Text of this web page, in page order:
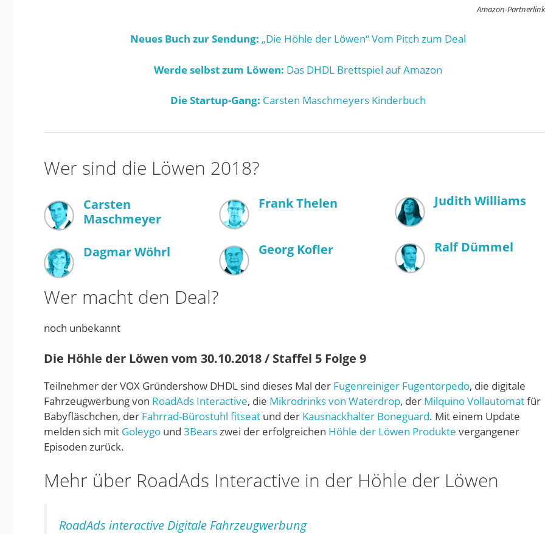
Amazon-
Neues Buch zur Sendung: „Die Höhle der Löwen“ Vom Pitch zum Deal
Werde selbst zum Löwen: Das DHDL Brettspiel auf Amazon
Die Startup-Gang: Carsten Maschmeyers Kinderbuch
Wer sind die Löwen 2018?
Carsten
Maschmeyer
Dagmar Wöhrl
Frank Thelen
Georg Kofler
Judith Williams
Ralf Dümmel
Wer macht den Deal?
noch unbekannt
Die Höhle der Löwen vom 30.10.2018 / Staffel 5 Folge 9
Teilnehmer der VOX Gründershow DHDL sind dieses Mal der Fugenreiniger Fugentorpedo, die digitale
Fahrzeugwerbung von RoadAds Interactive, die Mikrodrinks von Waterdrop, der Milquino Vollautomatfür
Babyfläschchen, der Fahrrad-Bürostuhl fitseat und der Kausnackhalter Boneguard. Mit einem Update
melden sich mit Goleygo und 3Bears zwei der erfolgreichen Höhle der Löwen Produkte vergangener
Episoden zurück.
Mehr über RoadAds Interactive in der Höhle der Löwen
RoadAds interactive Digitale Fahrzeugwerbung